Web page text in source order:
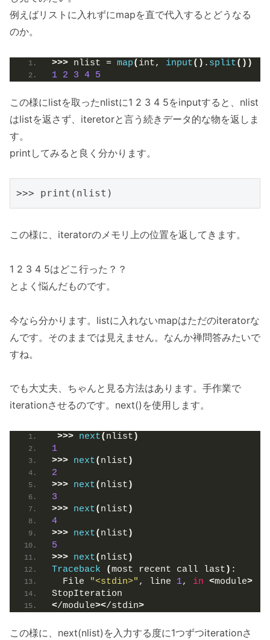
例えばリストに入れずにmapを直で代入するとどうなる
のか。
>>> nlist = map( int, input() . split())
1 2 3 4 5
この様にlistを取ったnlistに1 2 3 4 5をinputすると、nlist
はlistを返さず、iteretorと言う続きデータ的な物を返しま
す。
printしてみると良く分かります。
この様に、iteratorのメモリ上の位置を返してきます。
1 2 3 4 5はどこ行った？？
とよく悩んだものです。
今なら分かります。listに入れないmapはただのiteratorな
んです。そのままでは見えません。なんか禅問答みたいで
すね。
でも大丈夫、ちゃんと見る方法はあります。手作業で
iterationさせるのです。next()を使用します。
>>> next( nlist )
1
>>> next( nlist )
2
>>> next( nlist )
3
>>> next( nlist )
4
>>> next( nlist )
5
>>> next( nlist )
Traceback
(most recent call last ) :
  File
"<stdin>" , line 1, in <module>
StopIteration
</module></stdin>
この様に、next(nlist)を入力する度に1つずつiterationさ